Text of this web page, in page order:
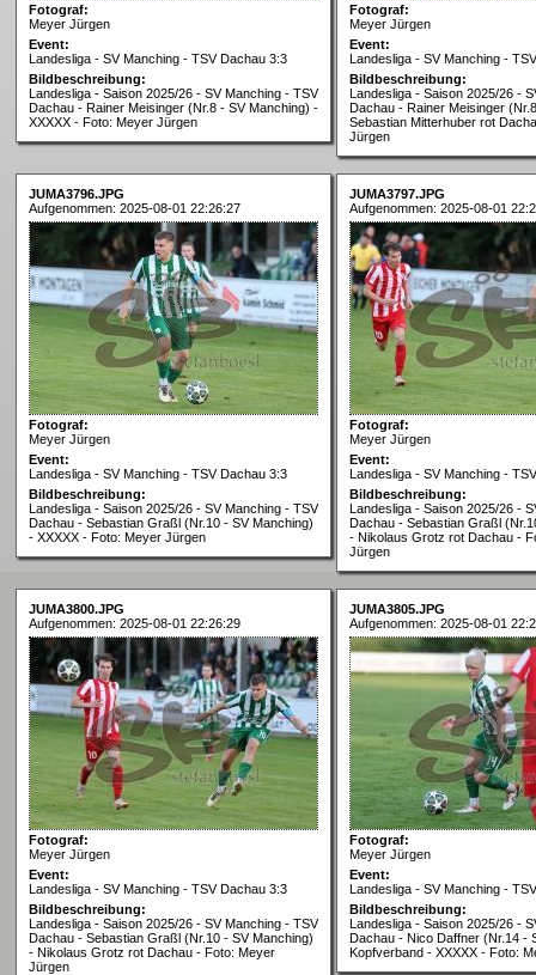
Fotograf:
Meyer Jürgen
Event:
Landesliga - SV Manching - TSV Dachau 3:3
Bildbeschreibung:
Landesliga - Saison 2025/26 - SV Manching - TSV
Dachau - Rainer Meisinger (Nr.8 - SV Manching) -
XXXXX - Foto: Meyer Jürgen
Fotograf:
Meyer Jürgen
Event:
Landesliga - SV Manching -
Bildbeschreibung:
Landesliga - Saison 2025/26 -
Dachau - Rainer Meisinger
Sebastian Mitterhuber rot
Jürgen
JUMA3796.JPG
Aufgenommen: 2025-08-01 22:26:27
Fotograf:
Meyer Jürgen
Event:
Landesliga - SV Manching - TSV Dachau 3:3
Bildbeschreibung:
Landesliga - Saison 2025/26 - SV Manching - TSV
Dachau - Sebastian Graßl (Nr.10 - SV Manching)
- XXXXX - Foto: Meyer Jürgen
JUMA3797.JPG
Aufgenommen: 2025-08-01
Fotograf:
Meyer Jürgen
Event:
Landesliga - SV Manching -
Bildbeschreibung:
Landesliga - Saison 2025/26 -
Dachau - Sebastian Graßl
- Nikolaus Grotz rot Dachau -
Jürgen
JUMA3800.JPG
Aufgenommen: 2025-08-01 22:26:29
Fotograf:
Meyer Jürgen
Event:
Landesliga - SV Manching - TSV Dachau 3:3
Bildbeschreibung:
Landesliga - Saison 2025/26 - SV Manching - TSV
Dachau - Sebastian Graßl (Nr.10 - SV Manching)
- Nikolaus Grotz rot Dachau - Foto: Meyer
Jürgen
JUMA3805.JPG
Aufgenommen: 2025-08-01
Fotograf:
Meyer Jürgen
Event:
Landesliga - SV Manching -
Bildbeschreibung:
Landesliga - Saison 2025/26 -
Dachau - Nico Daffner (Nr.14 -
Kopfverband - XXXXX - Foto: